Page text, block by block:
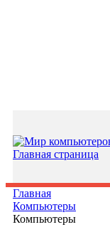
Главная
Компьютеры
Компьютеры